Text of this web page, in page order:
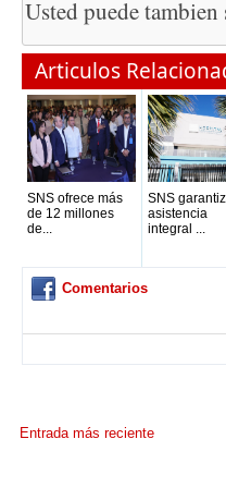
Usted puede
Articulos
SNS ofrece más
de 12 millones
de...
SNS
asistencia
integral ...
Comentarios
Entrada más reciente